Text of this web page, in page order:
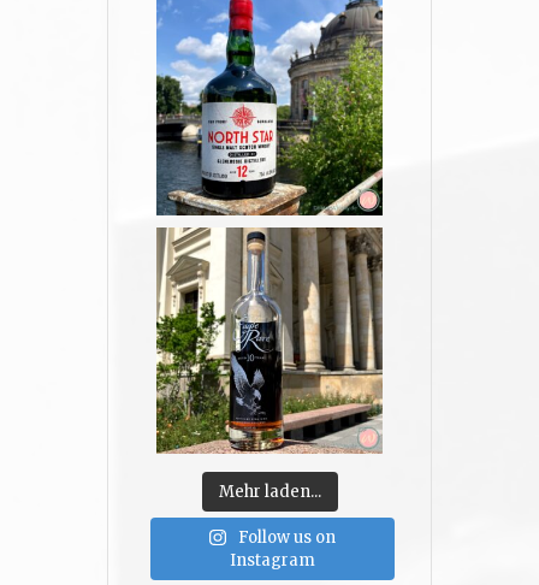
Mehr laden...
Follow us on
Instagram